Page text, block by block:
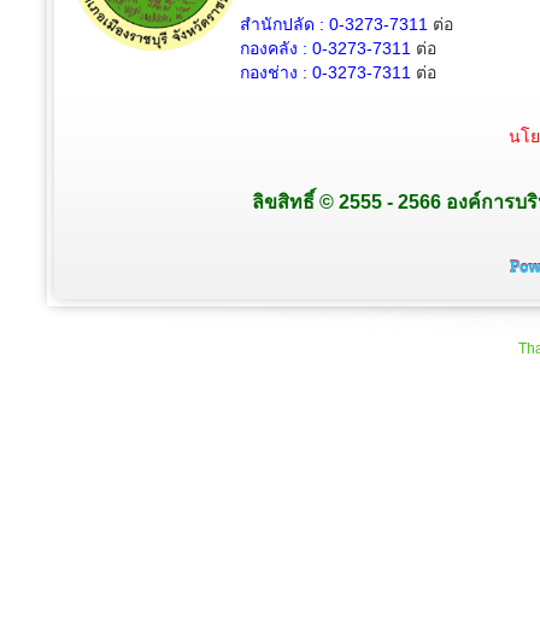
สำนักปลัด : 0-3273-7311 ต่อ
กองคลัง : 0-3273-7311 ต่อ
กองช่าง : 0-3273-7311 ต่อ
นโ
ลิขสิทธิ์ © 2555 - 2566 องค์การบ